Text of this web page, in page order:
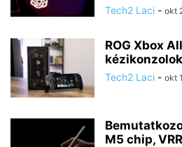
Tech2 Laci - okt
ROG Xbox
Tech2 Laci - okt
M5 chip,